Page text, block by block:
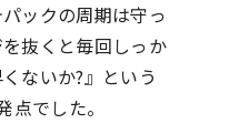
ックの周期は守っ
抜くと毎回しっか
ないか?』という
でした。